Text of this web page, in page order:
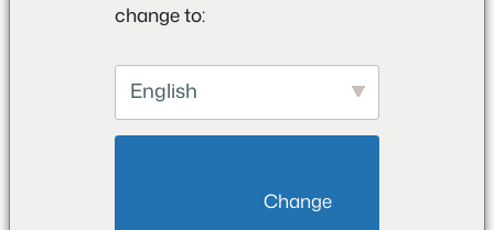
change to:
English